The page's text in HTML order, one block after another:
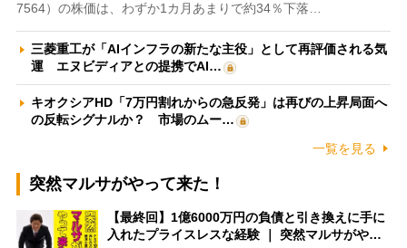
7564）の株価は、わずか1カ月あまりで約34％下落…
三菱重工が「AIインフラの新たな主役」として再評価される気
運 エヌビディアとの提携でAI…
キオクシアHD「7万円割れからの急反発」は再びの上昇局面へ
の反転シグナルか？ 市場のムー…
一覧を見る
突然マルサがやって来た！
【最終回】1億6000万円の負債と引き換えに手に
入れたプライスレスな経験 ｜ 突然マルサがや…